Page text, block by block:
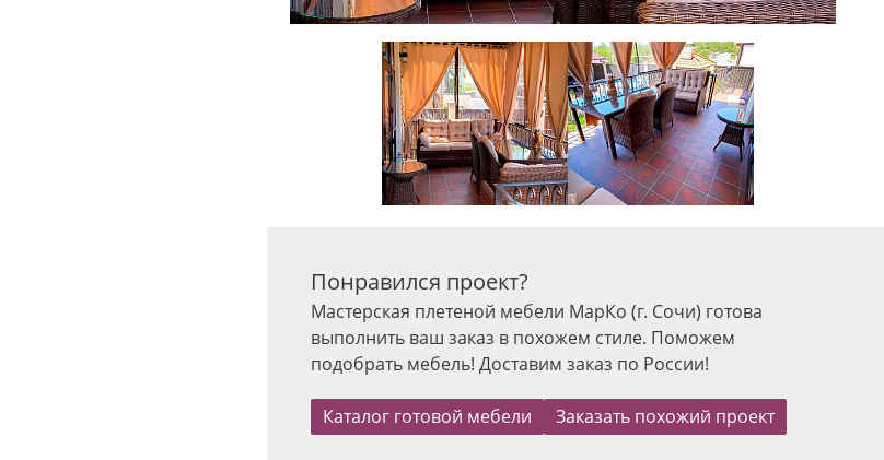
Понравился проект?
Мастерская плетеной мебели МарКо (г. Сочи) готова
выполнить ваш заказ в похожем стиле. Поможем
подобрать мебель! Доставим заказ по России!
Каталог готовой мебели Заказать похожий проект